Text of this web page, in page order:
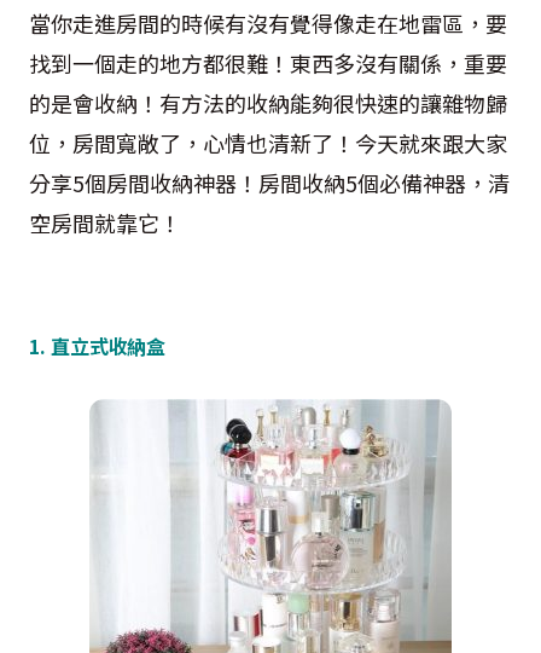
當你走進房間的時候有沒有覺得像走在地雷區，要
找到一個走的地方都很難！東西多沒有關係，重要
的是會收納！有方法的收納能夠很快速的讓雜物歸
位，房間寬敞了，心情也清新了！今天就來跟大家
分享5個房間收納神器！房間收納5個必備神器，清
空房間就靠它！
1. 直立式收納盒